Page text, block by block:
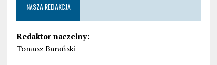
NASZA REDAKCJA
Redaktor naczelny:
Tomasz Barański